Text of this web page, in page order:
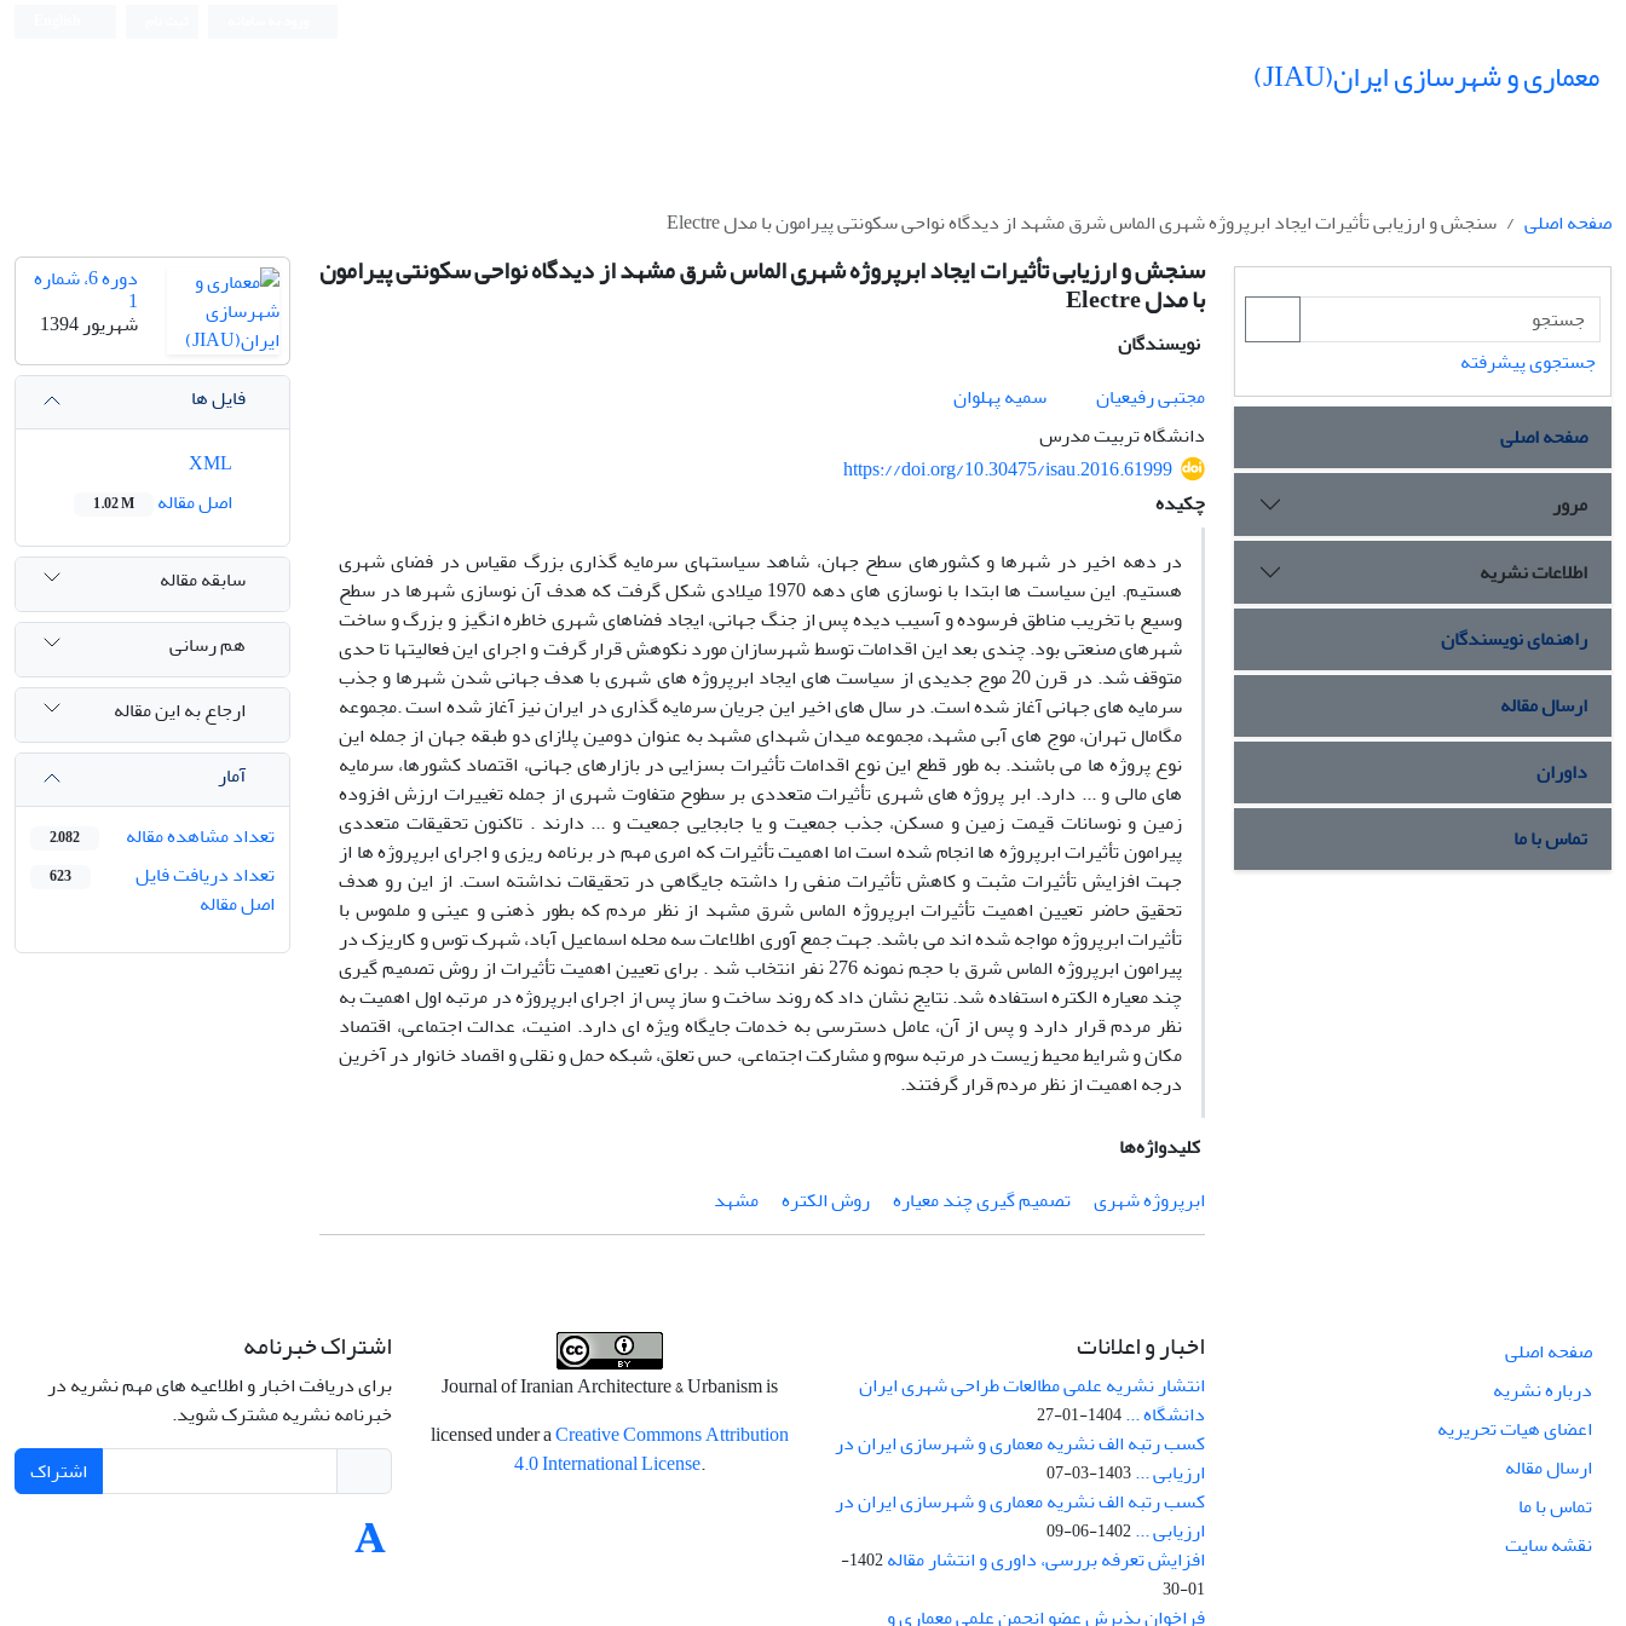
معماری و شهرسازی ایران(JIAU)
صفحه اصلی سنجش و ارزیابی تأثیرات ایجاد ابرپروژه شهری الماس شرق مشهد از دیدگاه نواحی سکونتی پیرامون با مدل Electre
سنجش و ارزیابی تأثیرات ایجاد ابرپروژه شهری الماس شرق مشهد از دیدگاه نواحی سکونتی پیرامون
با مدل Electre
نویسندگان
مجتبی رفیعیان
سمیه پهلوان
دانشگاه تربیت مدرس
https://doi.org/10.30475/isau.2016.61999
چکیده
در دهه اخیر در شهرها و کشورهای سطح جهان، شاهد سیاستهای سرمایه گذاری بزرگ مقیاس در فضای شهری
هستیم. این سیاست ها ابتدا با نوسازی های دهه 1970 میلادی شکل گرفت که هدف آن نوسازی شهرها در سطح
وسیع با تخریب مناطق فرسوده و آسیب دیده پس از جنگ جهانی، ایجاد فضاهای شهری خاطره انگیز و بزرگ و ساخت
شهرهای صنعتی بود. چندی بعد این اقدامات توسط شهرسازان مورد نکوهش قرار گرفت و اجرای این فعالیتها تا حدی
متوقف شد. در قرن 20 موج جدیدی از سیاست های ایجاد ابرپروژه های شهری با هدف جهانی شدن شهرها و جذب
سرمایه های جهانی آغاز شده است. در سال های اخیر این جریان سرمایه گذاری در ایران نیز آغاز شده است .مجموعه
مگامال تهران، موج های آبی مشهد، مجموعه میدان شهدای مشهد به عنوان دومین پلازای دو طبقه جهان از جمله این
نوع پروژه ها می باشند. به طور قطع این نوع اقدامات تأثیرات بسزایی در بازارهای جهانی، اقتصاد کشورها، سرمایه
های مالی و ... دارد. ابر پروژه های شهری تأثیرات متعددی بر سطوح متفاوت شهری از جمله تغییرات ارزش افزوده
زمین و نوسانات قیمت زمین و مسکن، جذب جمعیت و یا جابجایی جمعیت و ... دارند . تاکنون تحقیقات متعددی
پیرامون تأثیرات ابرپروژه ها انجام شده است اما اهمیت تأثیرات که امری مهم در برنامه ریزی و اجرای ابرپروژه ها از
جهت افزایش تأثیرات مثبت و کاهش تأثیرات منفی را داشته جایگاهی در تحقیقات نداشته است. از این رو هدف
تحقیق حاضر تعیین اهمیت تأثیرات ابرپروژه الماس شرق مشهد از نظر مردم که بطور ذهنی و عینی و ملموس با
تأثیرات ابرپروژه مواجه شده اند می باشد. جهت جمع آوری اطلاعات سه محله اسماعیل آباد، شهرک توس و کاریزک در
پیرامون ابرپروژه الماس شرق با حجم نمونه 276 نفر انتخاب شد . برای تعیین اهمیت تأثیرات از روش تصمیم گیری
چند معیاره الکتره استفاده شد. نتایج نشان داد که روند ساخت و ساز پس از اجرای ابرپروژه در مرتبه اول اهمیت به
نظر مردم قرار دارد و پس از آن، عامل دسترسی به خدمات جایگاه ویژه ای دارد. امنیت، عدالت اجتماعی، اقتصاد
مکان و شرایط محیط زیست در مرتبه سوم و مشارکت اجتماعی، حس تعلق، شبکه حمل و نقلی و اقصاد خانوار در آخرین
درجه اهمیت از نظر مردم قرار گرفتند.
کلیدواژه‌ها
ابرپروژه شهری
تصمیم گیری چند معیاره روش الکتره مشهد
دوره 6، شماره
1
شهریور 1394
فایل ها
اصل مقاله
1.02 M
سابقه مقاله
هم رسانی
ارجاع به این مقاله
آمار
تعداد مشاهده مقاله
2,082
تعداد دریافت فایل
اصل مقاله
623
جستجوی پیشرفته
صفحه اصلی
مرور
اطلاعات نشریه
راهنمای نویسندگان
ارسال مقاله
داوران
تماس با ما
صفحه اصلی
درباره نشریه
اعضای هیات تحریریه
ارسال مقاله
تماس با ما
نقشه سایت
اخبار و اعلانات
انتشار نشریه علمی مطالعات طراحی شهری ایران
دانشگاه ...1404-01-27
کسب رتبه الف نشریه معماری و شهرسازی ایران در
ارزیابی ...1403-03-07
کسب رتبه الف نشریه معماری و شهرسازی ایران در
ارزیابی ...1402-06-09
افزایش تعرفه بررسی، داوری و انتشار مقاله
1402-
01-30
فراخوان پذیرش عضو انجمن علمی معماری و
Journal of Iranian Architecture & Urbanism is
licensed under aCreative Commons Attribution
4.0 International License.
اشتراک خبرنامه
برای دریافت اخبار و اطلاعیه های مهم نشریه در
خبرنامه نشریه مشترک شوید.
اشتراک